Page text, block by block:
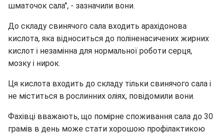
шматочок сала", - зазначили вони.
До складу свинячого сала входить арахідонова
кислота, яка відноситься до поліненасичених жирних
кислот і незамінна для нормальної роботи серця,
мозку і нирок.
Ця кислота входить до складу тільки свинячого сала і
не міститься в рослинних оліях, повідомили вони.
Фахівці вважають, що помірне споживання сала до 30
грамів в день може стати хорошою профілактикою